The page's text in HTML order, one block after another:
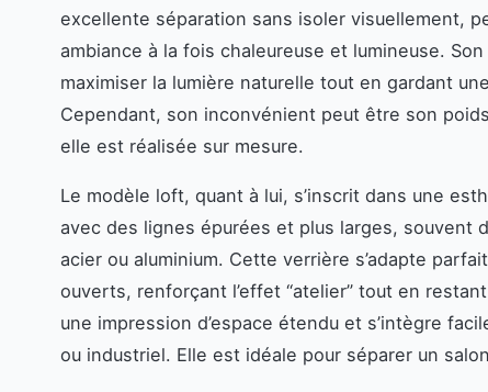
excellente séparation sans isoler visuellement,
ambiance à la fois chaleureuse et lumineuse.
maximiser la lumière naturelle tout en gardant
Cependant, son inconvénient peut être son
elle est réalisée sur mesure.
Le modèle loft, quant à lui, s’inscrit dans une
avec des lignes épurées et plus larges, souvent
acier ou aluminium. Cette verrière s’adapte
ouverts, renforçant l’effet “atelier” tout en
une impression d’espace étendu et s’intègre
ou industriel. Elle est idéale pour séparer un